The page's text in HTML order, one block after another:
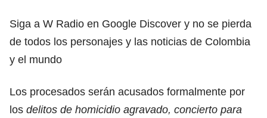
Siga a W Radio en Google Discover y no se pierda
de todos los personajes y las noticias de Colombia
y el mundo
Los procesados serán acusados formalmente por
los delitos de homicidio agravado, concierto para